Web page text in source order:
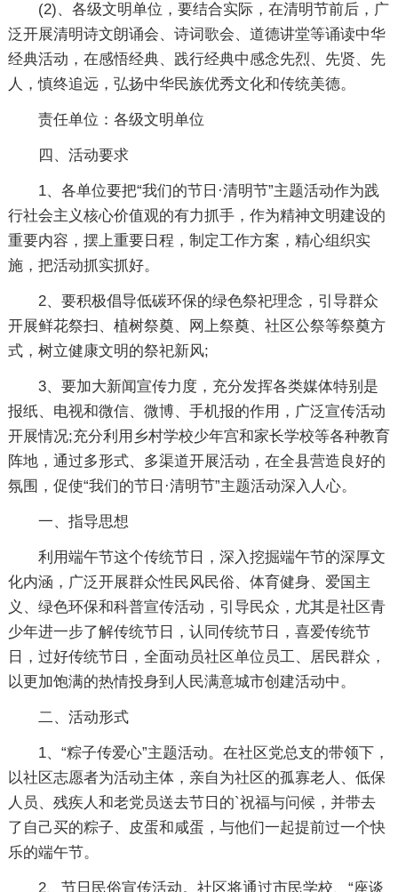
(2)、各级文明单位，要结合实际，在清明节前后，广
泛开展清明诗文朗诵会、诗词歌会、道德讲堂等诵读中华
经典活动，在感悟经典、践行经典中感念先烈、先贤、先
人，慎终追远，弘扬中华民族优秀文化和传统美德。
责任单位：各级文明单位
四、活动要求
1、各单位要把“我们的节日·清明节”主题活动作为践
行社会主义核心价值观的有力抓手，作为精神文明建设的
重要内容，摆上重要日程，制定工作方案，精心组织实
施，把活动抓实抓好。
2、要积极倡导低碳环保的绿色祭祀理念，引导群众
开展鲜花祭扫、植树祭奠、网上祭奠、社区公祭等祭奠方
式，树立健康文明的祭祀新风;
3、要加大新闻宣传力度，充分发挥各类媒体特别是
报纸、电视和微信、微博、手机报的作用，广泛宣传活动
开展情况;充分利用乡村学校少年宫和家长学校等各种教育
阵地，通过多形式、多渠道开展活动，在全县营造良好的
氛围，促使“我们的节日·清明节”主题活动深入人心。
一、指导思想
利用端午节这个传统节日，深入挖掘端午节的深厚文
化内涵，广泛开展群众性民风民俗、体育健身、爱国主
义、绿色环保和科普宣传活动，引导民众，尤其是社区青
少年进一步了解传统节日，认同传统节日，喜爱传统节
日，过好传统节日，全面动员社区单位员工、居民群众，
以更加饱满的热情投身到人民满意城市创建活动中。
二、活动形式
1、“粽子传爱心”主题活动。在社区党总支的带领下，
以社区志愿者为活动主体，亲自为社区的孤寡老人、低保
人员、残疾人和老党员送去节日的`祝福与问候，并带去
了自己买的粽子、皮蛋和咸蛋，与他们一起提前过一个快
乐的端午节。
2、节日民俗宣传活动。社区将通过市民学校、“座谈